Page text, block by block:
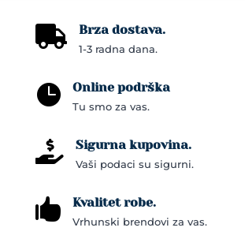
chosen
product
page
 Brza dostava.
1-3 radna dana.
 Online podrška
Tu smo za vas.
 Sigurna kupovina.
Vaši podaci su sigurni.
 Kvalitet robe.
Vrhunski brendovi za vas.